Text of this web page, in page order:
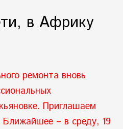
в Африку
ремонта вновь
Приглашаем
Ближайшее – в среду, 19